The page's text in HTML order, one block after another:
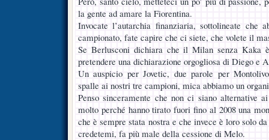
la gente ad amare la Fiorentina.
Invocate l’autarchia finanziaria, sottolineate che
campionato, fate capire che ci siete, che volete il
Se Berlusconi dichiara che il Milan senza Kaka
pretendere una dichiarazione orgogliosa di Diego e
Un auspicio per Jovetic, due parole per
spalle ai nostri tre campioni, mica abbiamo un
Penso sinceramente che non ci siano alternative
molto perché hanno tirato fuori fino al 2008 una
che è sempre stata nostra e che invece è loro solo
credetemi, fa più male della cessione di Melo.